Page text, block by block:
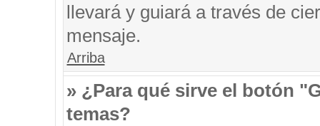
llevará y guiará a través de
mensaje.
Arriba
» ¿Para qué sirve el botón
temas?